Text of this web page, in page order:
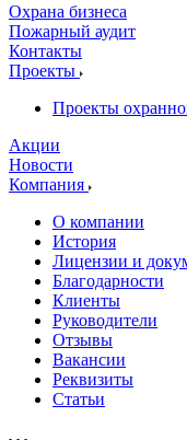
Охрана бизнеса
Пожарный аудит
Контакты
Проекты
Проекты
Акции
Новости
Компания
О компании
История
Лицензии и
Благодарности
Клиенты
Руководители
Отзывы
Вакансии
Реквизиты
Статьи